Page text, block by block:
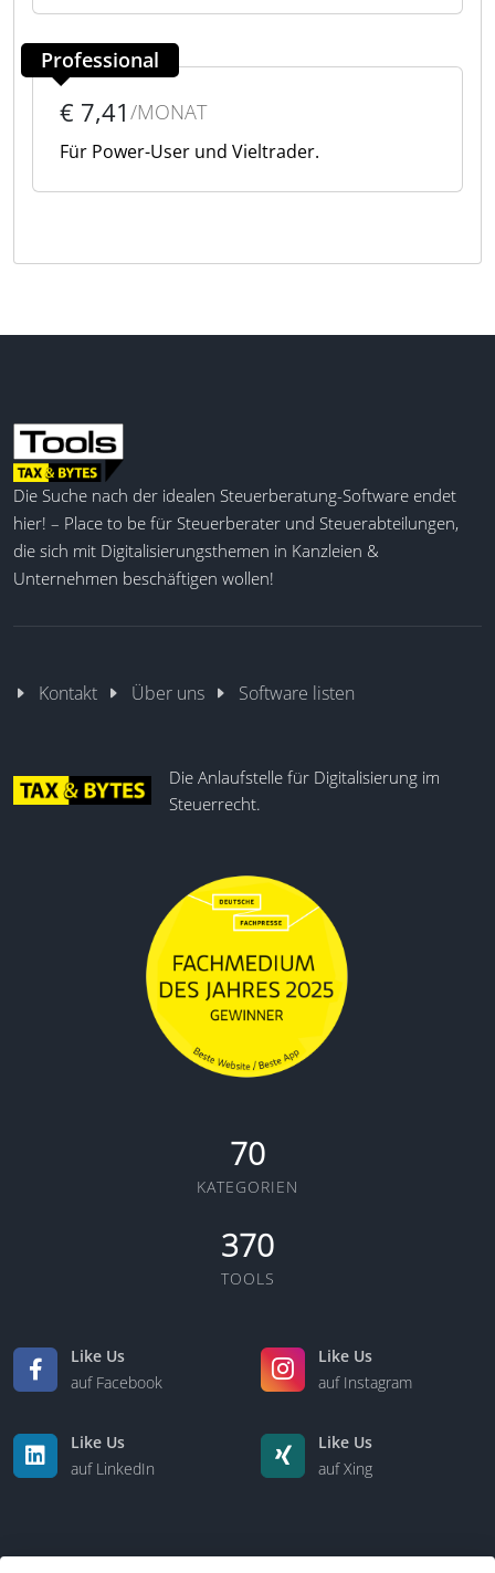
Professional
€ 7,41 /MONAT
Für Power-User und Vieltrader.
Die Suche nach der idealen Steuerberatung-Software endet
hier! – Place to be für Steuerberater und Steuerabteilungen,
die sich mit Digitalisierungsthemen in Kanzleien &
Unternehmen beschäftigen wollen!
Kontakt Über uns Software listen
Die Anlaufstelle für Digitalisierung im
Steuerrecht.
70
KATEGORIEN
370
TOOLS
Like Us
auf Facebook
Like Us
auf Instagram
Like Us
auf LinkedIn
Like Us
auf Xing